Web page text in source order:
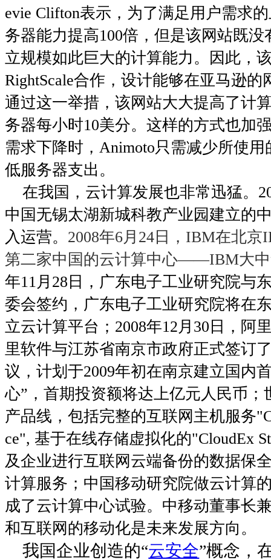
evie Clifton表示，为了满足用户需求
务器能力提高100倍，但是该网站既没
立规模如此巨大的计算能力。因此，
RightScale合作，设计能够在亚马逊的
通过这一举措，该网站大大提高了计
务器每小时10美分。这样的方式也加
需求下降时， Animoto只需减少所使
低服务器支出。
在我国，云计算发展也非常迅猛。
中国无锡太湖新城科教产业园建立的
入运营。 2008年6月 24 日 ， IBM在北京
第二家中国的云计算中心——IBM大
年11月 28 日 ，广东电子工业研究院与
委会签约，广东电子工业研究院将在
立云计算平台； 2008年12月 30 日 ，阿
里软件与江苏省南京市政府正式签订
议，计划于2009年初在南京建立国内
心”，首期投资额将达上亿元人民币；
产品线，包括完整的互联网主机服务
ce", 基于在线存储虚拟化的"CloudEx
及企业进行互联网云端备份的数据保
计算服务；中国移动研究院做云计算
成了云计算中心试验。中移动董事长
和互联网的移动化是未来发展方向。
我国企业创造的“云安全”概念，